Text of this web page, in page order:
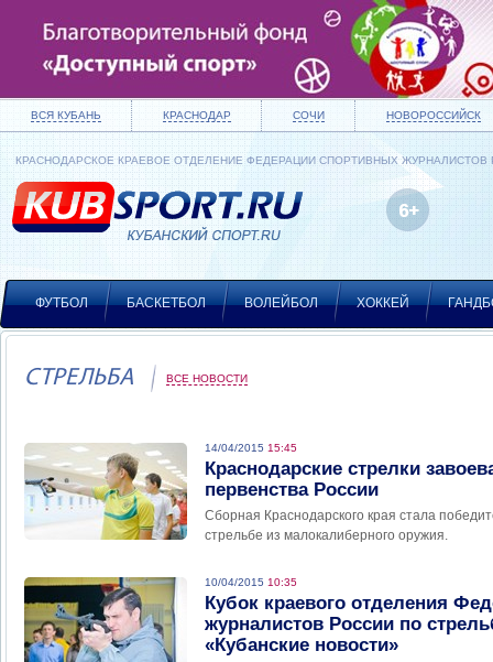
ВСЯ КУБАНЬ КРАСНОДАР СОЧИ НОВОРОССИЙСК
КРАСНОДАРСКОЕ КРАЕВОЕ ОТДЕЛЕНИЕ ФЕДЕРАЦИИ СПОРТИВНЫХ ЖУРНАЛИСТОВ
ФУТБОЛ БАСКЕТБОЛ ВОЛЕЙБОЛ ХОККЕЙ
СТРЕЛЬБА ВСЕ НОВОСТИ
14/04/2015 15:45
Краснодарские стрелки
первенства России
Сборная Краснодарского края стала
стрельбе из малокалиберного оружия.
10/04/2015 10:35
Кубок краевого отделения
журналистов России по
«Кубанские новости»